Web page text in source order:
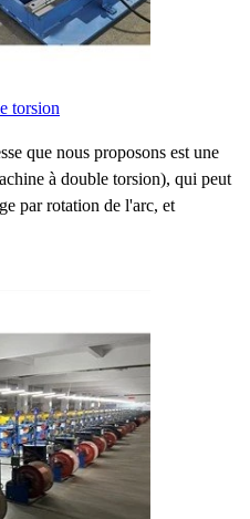
torsion
que nous proposons est une
à double torsion), qui peut
par rotation de l'arc, et